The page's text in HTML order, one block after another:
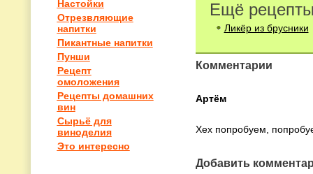
Настойки
Отрезвляющие
напитки
Пикантные напитки
Пунши
Рецепт
омоложения
Рецепты домашних
вин
Сырьё для
виноделия
Это интересно
Ещё
Ликёр из брусники
Комментарии
Артём
Хех попробуем,
Добавить